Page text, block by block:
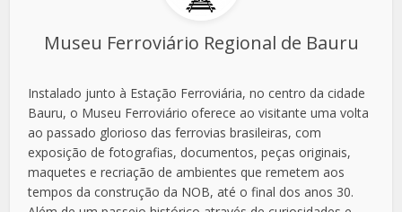
Museu Ferroviário Regional de Bauru
Instalado junto à Estação Ferroviária, no centro da cidade
Bauru, o Museu Ferroviário oferece ao visitante uma volta
ao passado glorioso das ferrovias brasileiras, com
exposição de fotografias, documentos, peças originais,
maquetes e recriação de ambientes que remetem aos
tempos da construção da NOB, até o final dos anos 30.